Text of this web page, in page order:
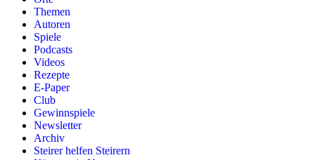
Themen
Autoren
Spiele
Podcasts
Videos
Rezepte
E-Paper
Club
Gewinnspiele
Newsletter
Archiv
Steirer helfen Steirern